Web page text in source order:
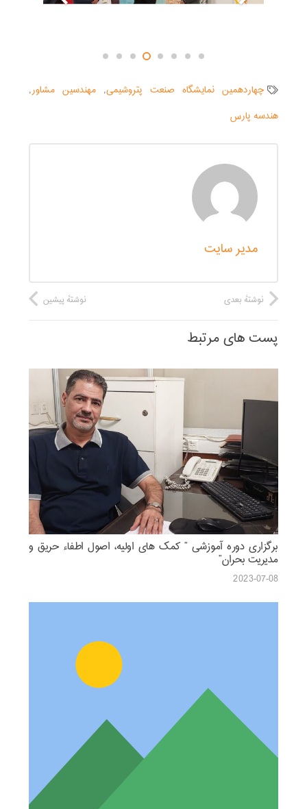
چهاردهمین نمایشگاه صنعت پتروشیمی, مهندسین مشاور,
هندسه پارس
مدیر سایت
نوشتهٔ پیشین نوشتهٔ بعدی
پست های مرتبط
برگزاری دوره آموزشی ” کمک های اولیه، اصول اطفاء حریق و
مدیریت بحران”
2023-07-08